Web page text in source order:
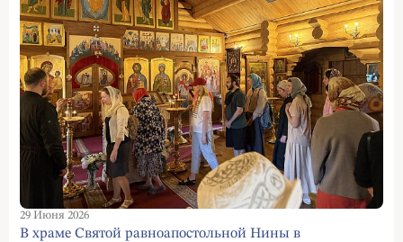
29 Июня 2026
В храме Святой равноапостольной Нины в